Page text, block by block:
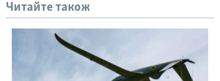
Читайте також